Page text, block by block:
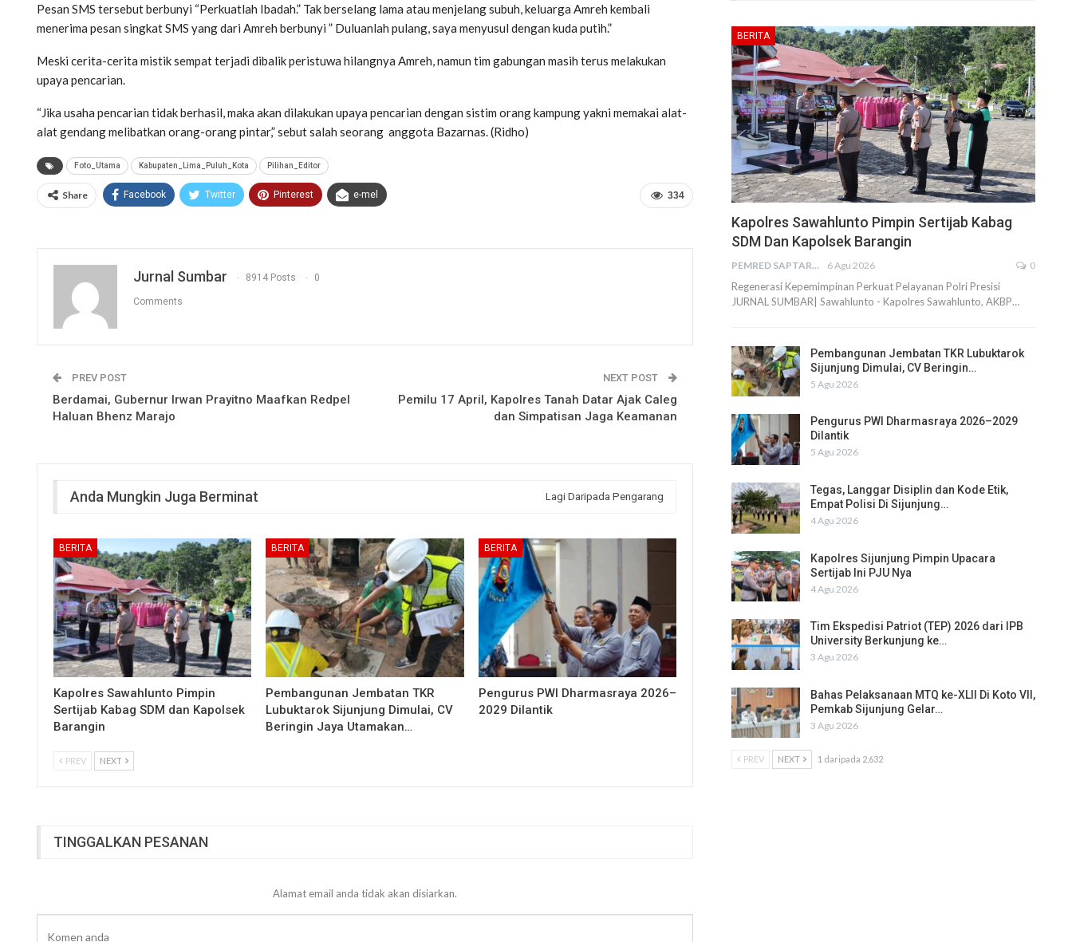
Pesan SMS tersebut berbunyi “Perkuatlah Ibadah.” Tak berselang lama atau menjelang subuh, keluarga Amreh kembali
menerima pesan singkat SMS yang dari Amreh berbunyi ” Duluanlah pulang, saya menyusul dengan kuda putih.”
Meski cerita-cerita mistik sempat terjadi dibalik peristuwa hilangnya Amreh, namun tim gabungan masih terus melakukan
upaya pencarian.
“Jika usaha pencarian tidak berhasil, maka akan dilakukan upaya pencarian dengan sistim orang kampung yakni memakai alat-
alat gendang melibatkan orang-orang pintar,” sebut salah seorang anggota Bazarnas. (Ridho)
Foto_Utama Kabupaten_Lima_Puluh_Kota Pilihan_Editor
334
Share Facebook Twitter Pinterest e-mel
Jurnal Sumbar 8914 Posts 0
Comments
PREV POST
Berdamai, Gubernur Irwan Prayitno Maafkan Redpel
Haluan Bhenz Marajo
NEXT POST
Pemilu 17 April, Kapolres Tanah Datar Ajak Caleg
dan Simpatisan Jaga Keamanan
Anda Mungkin Juga Berminat Lagi Daripada Pengarang
BERITA
Kapolres Sawahlunto Pimpin
Sertijab Kabag SDM dan Kapolsek
Barangin
BERITA
Pembangunan Jembatan TKR
Lubuktarok Sijunjung Dimulai, CV
Beringin Jaya Utamakan…
BERITA
Pengurus PWI Dharmasraya 2026–
2029 Dilantik
PREV NEXT
TINGGALKAN PESANAN
Alamat email anda tidak akan disiarkan.
BERITA
Kapolres Sawahlunto Pimpin Sertijab Kabag
SDM Dan Kapolsek Barangin
PEMRED SAPTARIUS 6 Agu 2026 0
Regenerasi Kepemimpinan Perkuat Pelayanan Polri Presisi
JURNAL SUMBAR| Sawahlunto - Kapolres Sawahlunto, AKBP…
Pembangunan Jembatan TKR Lubuktarok
Sijunjung Dimulai, CV Beringin…
5 Agu 2026
Pengurus PWI Dharmasraya 2026–2029
Dilantik
5 Agu 2026
Tegas, Langgar Disiplin dan Kode Etik,
Empat Polisi Di Sijunjung…
4 Agu 2026
Kapolres Sijunjung Pimpin Upacara
Sertijab Ini PJU Nya
4 Agu 2026
Tim Ekspedisi Patriot (TEP) 2026 dari IPB
University Berkunjung ke…
3 Agu 2026
Bahas Pelaksanaan MTQ ke-XLII Di Koto VII,
Pemkab Sijunjung Gelar…
3 Agu 2026
PREV NEXT 1 daripada 2,632